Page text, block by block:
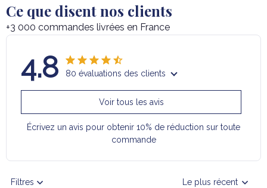
Ce que disent nos clients
+3 000 commandes livrées en France
4.8 80 évaluations des clients
Voir tous les avis
Écrivez un avis pour obtenir 10% de réduction sur toute
commande
Filtres Le plus récent